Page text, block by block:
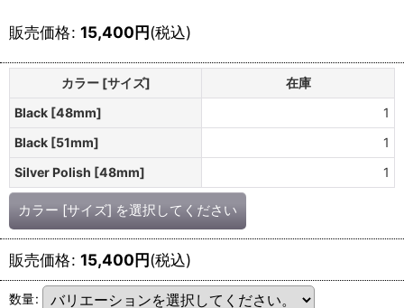
販売価格: 15,400円(税込)
カラー [サイズ]
在庫
Black [48mm]
1
Black [51mm]
1
Silver Polish [48mm]
1
カラー [サイズ] を選択してください
販売価格: 15,400円(税込)
数量: